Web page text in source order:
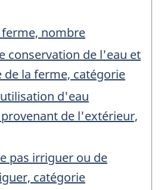
nombre
conservation de l'eau et
de la ferme, catégorie
d'eau
de l'extérieur,
pas irriguer ou de
catégorie